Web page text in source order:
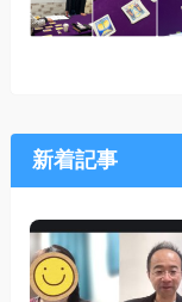
新着記事